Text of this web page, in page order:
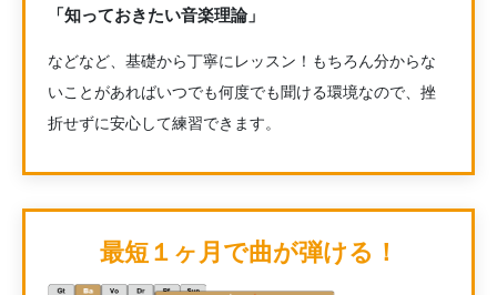
「知っておきたい音楽理論」
などなど、基礎から丁寧にレッスン！もちろん分からな
いことがあればいつでも何度でも聞ける環境なので、挫
折せずに安心して練習できます。
最短１ヶ月で曲が弾ける！